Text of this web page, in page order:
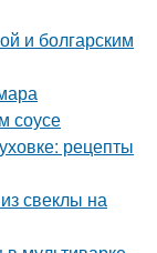
и болгарским
соусе
рецепты
свеклы на